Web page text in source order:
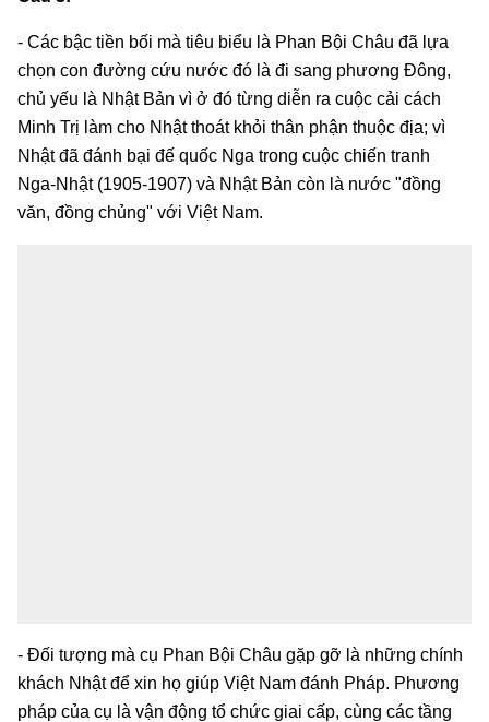
- Các bậc tiền bối mà tiêu biểu là Phan Bội Châu đã lựa
chọn con đường cứu nước đó là đi sang phương Đông,
chủ yếu là Nhật Bản vì ở đó từng diễn ra cuộc cải cách
Minh Trị làm cho Nhật thoát khỏi thân phận thuộc địa; vì
Nhật đã đánh bại đế quốc Nga trong cuộc chiến tranh
Nga-Nhật (1905-1907) và Nhật Bản còn là nước "đồng
văn, đồng chủng" với Việt Nam.
- Đối tượng mà cụ Phan Bội Châu gặp gỡ là những chính
khách Nhật để xin họ giúp Việt Nam đánh Pháp. Phương
pháp của cụ là vận động tổ chức giai cấp, cùng các tầng